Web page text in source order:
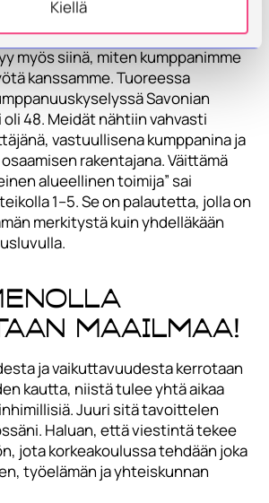
Kiellä
myös siinä, miten kumppanimme
kanssamme. Tuoreessa
Savonian
48. Meidät nähtiin vahvasti
vastuullisena kumppanina ja
rakentajana. Väittämä
alueellinen toimija” sai
1–5. Se on palautetta, jolla on
merkitystä kuin yhdelläkään
maailmaa!
ja vaikuttavuudesta kerrotaan
kautta, niistä tulee yhtä aikaa
Juuri sitä tavoittelen
Haluan, että viestintä tekee
jota korkeakoulussa tehdään joka
työelämän ja yhteiskunnan